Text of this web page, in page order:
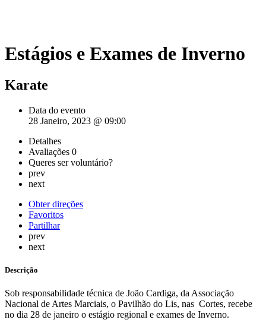
Estágios e Exames de Inverno
Karate
Data do evento
28 Janeiro, 2023 @ 09:00
Detalhes
Avaliações 0
Queres ser voluntário?
prev
next
Obter direções
Favoritos
Partilhar
prev
next
Descrição
Sob responsabilidade técnica de João Cardiga, da Associação
Nacional de Artes Marciais, o Pavilhão do Lis, nas Cortes, recebe
no dia 28 de janeiro o estágio regional e exames de Inverno.